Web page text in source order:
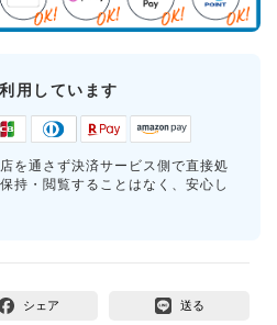
用しています
を通さず決済サービス側で直接処
持・閲覧することはなく、安心し
シェア 送る